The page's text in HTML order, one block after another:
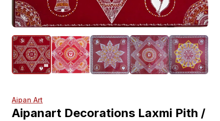
Aipan Art
Aipanart Decorations Laxmi Pith /